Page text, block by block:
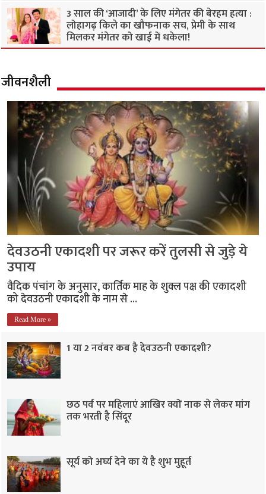
3 साल की ‘आजादी’ के लिए मंगेतर की बेरहम हत्या :
लोहागढ़ किले का खौफनाक सच, प्रेमी के साथ
मिलकर मंगेतर को खाई में धकेला!
जीवनशैली
देवउठनी एकादशी पर जरूर करें तुलसी से जुड़े ये
उपाय
वैदिक पंचांग के अनुसार, कार्तिक माह के शुक्ल पक्ष की एकादशी
को देवउठनी एकादशी के नाम से …
Read More »
1 या 2 नवंबर कब है देवउठनी एकादशी?
छठ पर्व पर महिलाएं आखिर क्यों नाक से लेकर मांग
तक भरती है सिंदूर
सूर्य को अर्घ्य देने का ये है शुभ मुहूर्त